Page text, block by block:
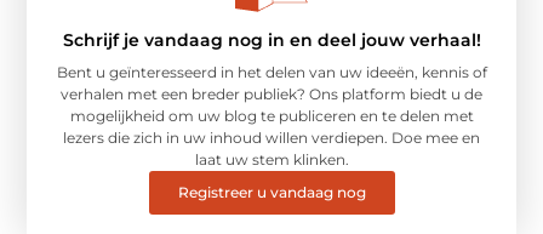
Schrijf je vandaag nog in en deel jouw verhaal!
Bent u geïnteresseerd in het delen van uw ideeën, kennis of
verhalen met een breder publiek? Ons platform biedt u de
mogelijkheid om uw blog te publiceren en te delen met
lezers die zich in uw inhoud willen verdiepen. Doe mee en
laat uw stem klinken.
Registreer u vandaag nog